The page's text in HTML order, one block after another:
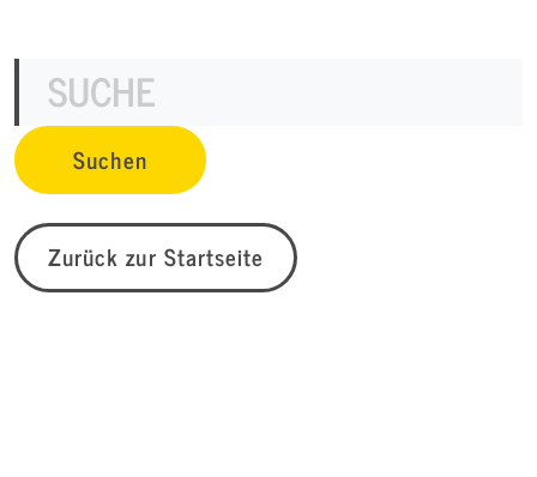
Zurück zur Startseite